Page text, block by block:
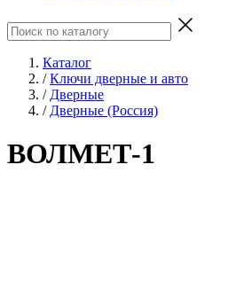
Каталог
/ Ключи дверные и авто
/ Дверные
/ Дверные (Россия)
ВОЛМЕТ-1